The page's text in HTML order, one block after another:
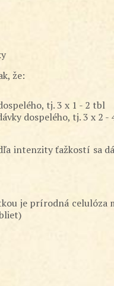
že:
tj. 3 x 1 - 2 tbl
dospelého, tj. 3 x 2 -
intenzity ťažkostí sa
je prírodná